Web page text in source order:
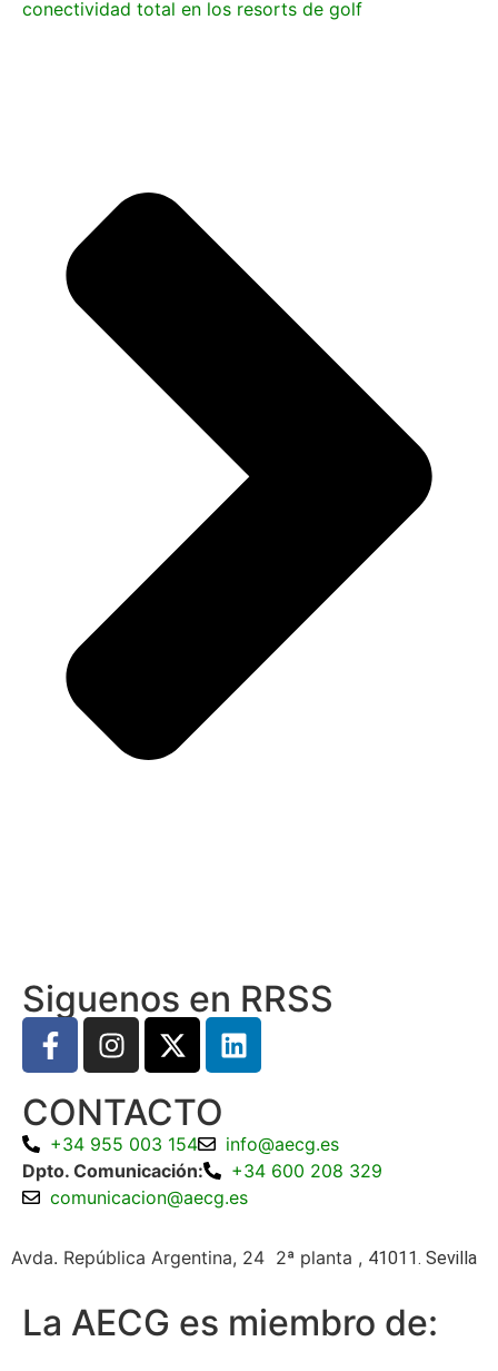
conectividad total en los resorts de golf
Siguenos en RRSS
CONTACTO
+34 955 003 154
info@aecg.es
Dpto. Comunicación:
+34 600 208 329
comunicacion@aecg.es
Avda. República Argentina, 24 2ª planta , 41011. Sevilla
La AECG es miembro de: